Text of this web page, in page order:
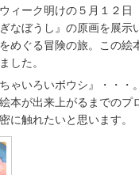
ィーク明けの５月１２日
ぼうし』の原画を展示
めぐる冒険の旅。この絵
した。
ゃいろいボウシ』・・・
本が出来上がるまでのプ
触れたいと思います。